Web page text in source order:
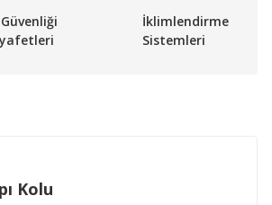
İklimlendirme
Sistemleri
Kolu